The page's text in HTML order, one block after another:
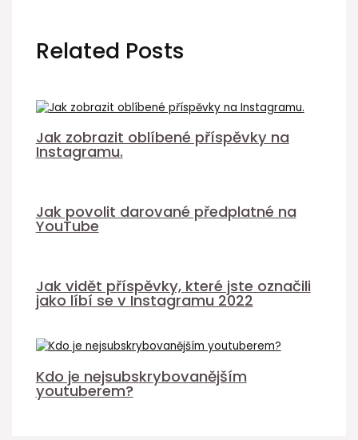
Related Posts
Jak zobrazit oblíbené příspěvky na
Instagramu.
Jak povolit darované předplatné na
YouTube
Jak vidět příspěvky, které jste označili
jako líbí se v Instagramu 2022
Kdo je nejsubskrybovanějším
youtuberem?